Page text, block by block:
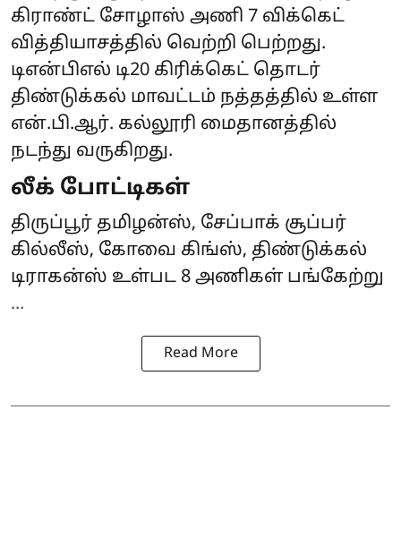
கிராண்ட் சோழாஸ் அணி 7 விக்கெட்
வித்தியாசத்தில் வெற்றி பெற்றது.
டிஎன்பிஎல் டி20 கிரிக்கெட் தொடர்
திண்டுக்கல் மாவட்டம் நத்தத்தில் உள்ள
என்.பி.ஆர். கல்லூரி மைதானத்தில்
நடந்து வருகிறது.
லீக் போட்டிகள்
திருப்பூர் தமிழன்ஸ், சேப்பாக் சூப்பர்
கில்லீஸ், கோவை கிங்ஸ், திண்டுக்கல்
டிராகன்ஸ் உள்பட 8 அணிகள் பங்கேற்று
...
Read More